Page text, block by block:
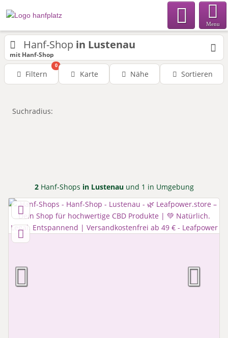
Menu
Hanf-Shop in Lustenau
mit Hanf-Shop
Filtern
0
Karte Nähe Sortieren
Suchradius:
2Hanf-Shops in Lustenauund 1 in Umgebung